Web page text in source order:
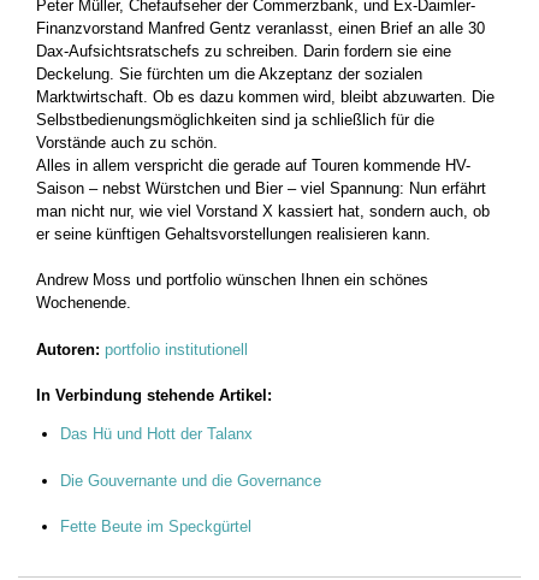
Peter Müller, Chefaufseher der Commerzbank, und Ex-Daimler-
Finanzvorstand Manfred Gentz veranlasst, einen Brief an alle 30
Dax-Aufsichtsratschefs zu schreiben. Darin fordern sie eine
Deckelung. Sie fürchten um die Akzeptanz der sozialen
Marktwirtschaft. Ob es dazu kommen wird, bleibt abzuwarten. Die
Selbstbedienungsmöglichkeiten sind ja schließlich für die
Vorstände auch zu schön.
Alles in allem verspricht die gerade auf Touren kommende HV-
Saison – nebst Würstchen und Bier – viel Spannung: Nun erfährt
man nicht nur, wie viel Vorstand X kassiert hat, sondern auch, ob
er seine künftigen Gehaltsvorstellungen realisieren kann.
Andrew Moss und portfolio wünschen Ihnen ein schönes
Wochenende.
Autoren: portfolio institutionell
In Verbindung stehende Artikel:
Das Hü und Hott der Talanx
Die Gouvernante und die Governance
Fette Beute im Speckgürtel